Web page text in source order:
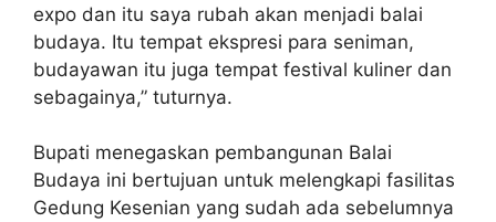
expo dan itu saya rubah akan menjadi balai
budaya. Itu tempat ekspresi para seniman,
budayawan itu juga tempat festival kuliner dan
sebagainya,” tuturnya.
Bupati menegaskan pembangunan Balai
Budaya ini bertujuan untuk melengkapi fasilitas
Gedung Kesenian yang sudah ada sebelumnya